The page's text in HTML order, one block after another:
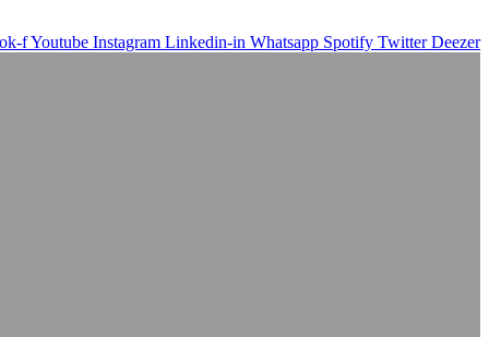
fYoutube Instagram Linkedin-in Whatsapp Spotify Twitter Deezer